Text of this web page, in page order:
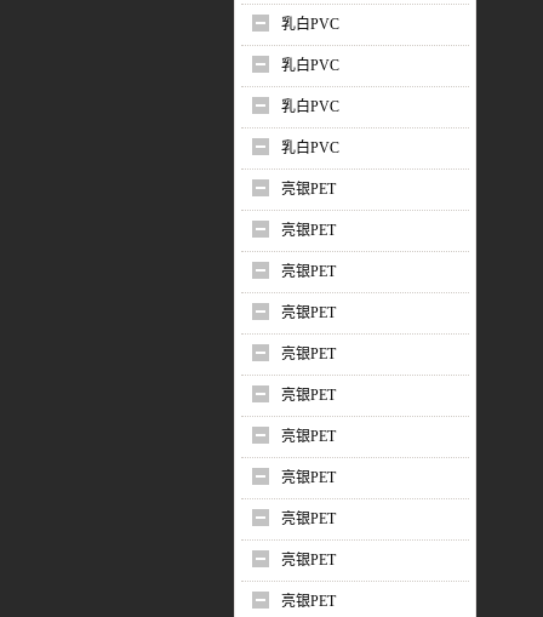
乳白PVC
乳白PVC
乳白PVC
乳白PVC
亮银PET
亮银PET
亮银PET
亮银PET
亮银PET
亮银PET
亮银PET
亮银PET
亮银PET
亮银PET
亮银PET